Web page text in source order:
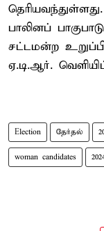
பாலினப்
சட்டமன்ற
ஏ.டி.ஆர்.
Election தேர்தல்
woman candidates